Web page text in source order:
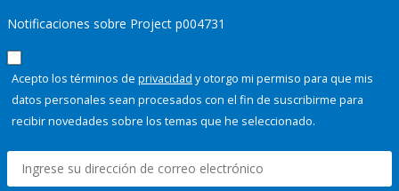
Notificaciones sobre Project p004731
Acepto los términos de privacidad y otorgo mi permiso para que mis
datos personales sean procesados con el fin de suscribirme para
recibir novedades sobre los temas que he seleccionado.